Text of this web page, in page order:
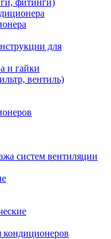
фитинги)
для
и гайки
вентиль)
систем вентиляции